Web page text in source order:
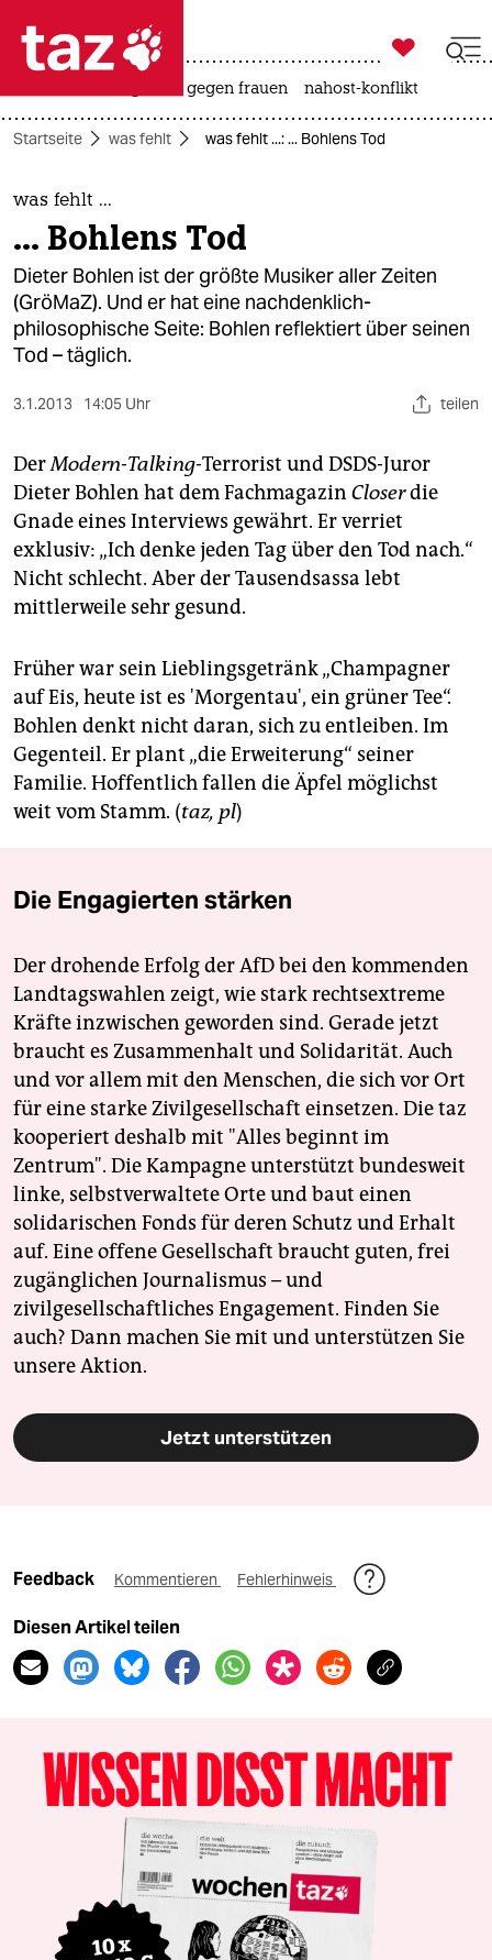
 taz zahl ich
taz zahl ich
themen
politik
öko
gesellschaft
kultur
berlin
nord
wahrheit
verlag
veranstaltungen
shop
fragen & hilfe
abo
epaper login

taz zahl ich
gewalt gegen frauen nahost-konflikt
Startseite was fehlt was fehlt ...: ... Bohlens Tod
was fehlt ...
... Bohlens Tod
Dieter Bohlen ist der größte Musiker aller Zeiten
(GröMaZ). Und er hat eine nachdenklich-
philosophische Seite: Bohlen reflektiert über seinen
Tod – täglich.
3.1.2013 14:05 Uhr teilen
DerModern-Talking-Terrorist und DSDS-Juror
Dieter Bohlen hat dem Fachmagazin Closerdie
Gnade eines Interviews gewährt. Er verriet
exklusiv: „Ich denke jeden Tag über den Tod nach.“
Nicht schlecht. Aber der Tausendsassa lebt
mittlerweile sehr gesund.
Früher war sein Lieblingsgetränk „Champagner
auf Eis, heute ist es 'Morgentau', ein grüner Tee“.
Bohlen denkt nicht daran, sich zu entleiben. Im
Gegenteil. Er plant „die Erweiterung“ seiner
Familie. Hoffentlich fallen die Äpfel möglichst
weit vom Stamm. (taz, pl)
Die Engagierten stärken
Der drohende Erfolg der AfD bei den kommenden
Landtagswahlen zeigt, wie stark rechtsextreme
Kräfte inzwischen geworden sind. Gerade jetzt
braucht es Zusammenhalt und Solidarität. Auch
und vor allem mit den Menschen, die sich vor Ort
für eine starke Zivilgesellschaft einsetzen. Die taz
kooperiert deshalb mit "Alles beginnt im
Zentrum". Die Kampagne unterstützt bundesweit
linke, selbstverwaltete Orte und baut einen
solidarischen Fonds für deren Schutz und Erhalt
auf. Eine offene Gesellschaft braucht guten, frei
zugänglichen Journalismus – und
zivilgesellschaftliches Engagement. Finden Sie
auch? Dann machen Sie mit und unterstützen Sie
unsere Aktion.
Jetzt unterstützen
Feedback Kommentieren Fehlerhinweis
Diesen Artikel teilen